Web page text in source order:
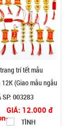
3.000 đ
TÌNH
TRẠNG:
CÒN HÀNG
Bảo
hành:
trí tết mẫu
(Giao mẫu ngẫu
SP: 003283
GIÁ: 12.000 đ
TÌNH